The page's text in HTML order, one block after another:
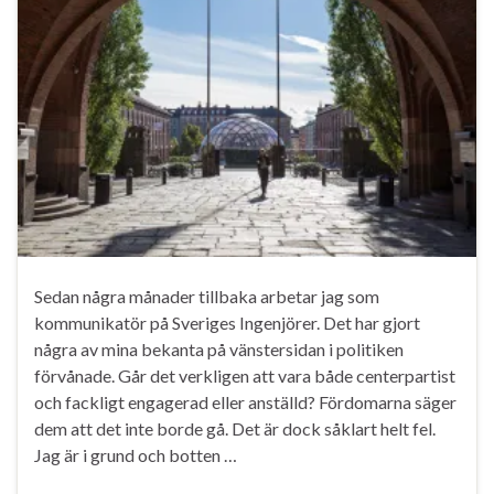
Sedan några månader tillbaka arbetar jag som
kommunikatör på Sveriges Ingenjörer. Det har gjort
några av mina bekanta på vänstersidan i politiken
förvånade. Går det verkligen att vara både centerpartist
och fackligt engagerad eller anställd? Fördomarna säger
dem att det inte borde gå. Det är dock såklart helt fel.
Jag är i grund och botten …